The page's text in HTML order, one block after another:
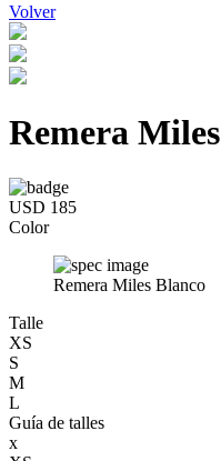
Volver
Remera Miles
USD 185
Color
Remera Miles Blanco
Talle
XS
S
M
L
Guía de talles
x